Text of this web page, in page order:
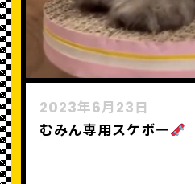
2023年6月23日
むみん専用スケボー